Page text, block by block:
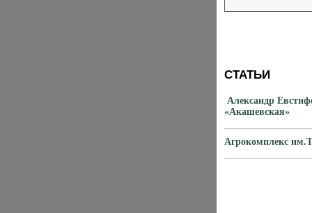
СТАТЬИ
Александр
«Акашевская»
Агрокомплекс